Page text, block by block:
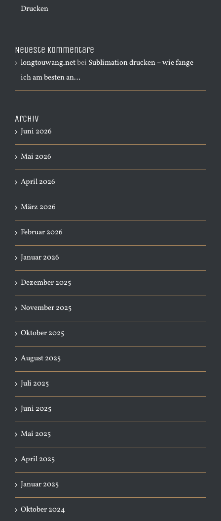
Drucken
Neueste Kommentare
longtouwang.netbei Sublimation drucken – wie fange
ich am besten an…
Archiv
Juni 2026
Mai 2026
April 2026
März 2026
Februar 2026
Januar 2026
Dezember 2025
November 2025
Oktober 2025
August 2025
Juli 2025
Juni 2025
Mai 2025
April 2025
Januar 2025
Oktober 2024